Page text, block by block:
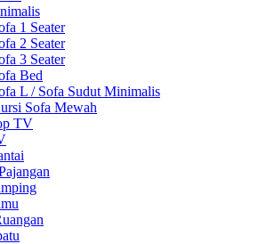
1 Seater
2 Seater
3 Seater
Bed
L / Sofa Sudut Minimalis
Sofa Mewah
TV